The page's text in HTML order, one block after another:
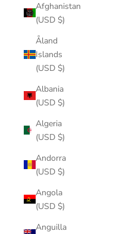
Afghanistan
(USD $)
Åland
Islands
(USD $)
Albania
(USD $)
Algeria
(USD $)
Andorra
(USD $)
Angola
(USD $)
Anguilla